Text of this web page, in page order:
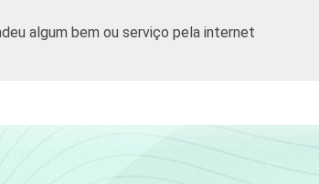
R$3801 ou mais
algum bem ou serviço pela internet